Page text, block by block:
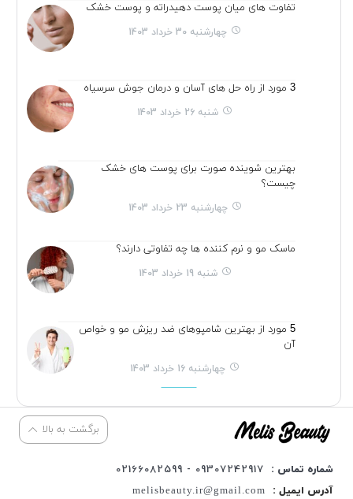
تفاوت های میان پوست دهیدراته و پوست خشک
چهارشنبه 30 خرداد 1403
3 مورد از راه حل های آسان و درمان جوش سرسیاه
شنبه 26 خرداد 1403
بهترین شوینده صورت برای پوست های خشک
چیست؟
چهارشنبه 23 خرداد 1403
ماسک مو و نرم کننده ها چه تفاوتی دارند؟
شنبه 19 خرداد 1403
5 مورد از بهترین شامپوهای ضد ریزش مو و خواص
آن
چهارشنبه 16 خرداد 1403
برگشت به بالا
شماره تماس :
09307242917 - 02166082599
آدرس ایمیل :
melisbeauty.ir@gmail.com